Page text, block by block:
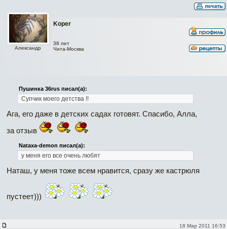
Koper
Александр
38 лет
Чита-Москва
Пушинка 36rus писал(а):
Супчик моего детства !!
Ага, его даже в детских садах готовят. Спасибо, Алла,
за отзыв
Nataxa-demon писал(а):
у меня его все очень любят
Наташ, у меня тоже всем нравится, сразу же кастрюля
пустеет)))
18 Мар 2011 16:53